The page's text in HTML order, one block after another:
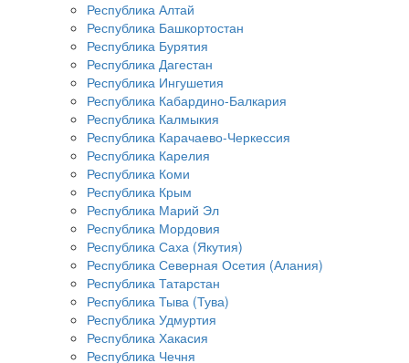
Республика Алтай
Республика Башкортостан
Республика Бурятия
Республика Дагестан
Республика Ингушетия
Республика Кабардино-Балкария
Республика Калмыкия
Республика Карачаево-Черкессия
Республика Карелия
Республика Коми
Республика Крым
Республика Марий Эл
Республика Мордовия
Республика Саха (Якутия)
Республика Северная Осетия (Алания)
Республика Татарстан
Республика Тыва (Тува)
Республика Удмуртия
Республика Хакасия
Республика Чечня